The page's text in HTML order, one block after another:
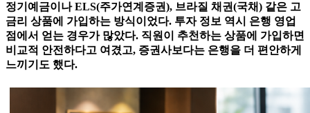
정기예금이나 ELS(주가연계증권), 브라질 채권(국채) 같은 고
금리 상품에 가입하는 방식이었다. 투자 정보 역시 은행 영업
점에서 얻는 경우가 많았다. 직원이 추천하는 상품에 가입하면
비교적 안전하다고 여겼고, 증권사보다는 은행을 더 편안하게
느끼기도 했다.